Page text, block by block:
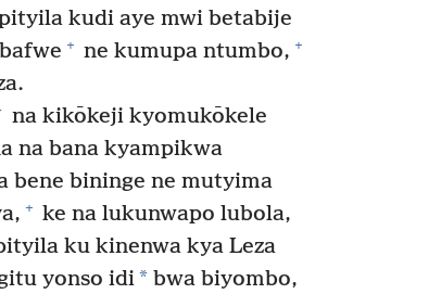
kudi aye mwi betabije
+ ne kumupa ntumbo, +
na kikōkeji kyomukōkele
na bana kyampikwa
bene bininge ne mutyima
+ ke na lukunwapo lubola,
ku kinenwa kya Leza
yonso idi*bwa biyombo,